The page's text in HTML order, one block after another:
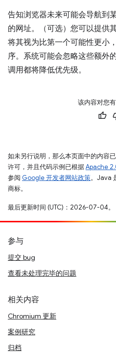
告知浏览器未来可能会导航到
的网址。（可选）您可以提供
将其视为比第一个可能性更小
序。系统可能会忽略这些额外
调用都将降低优先级。
该内容对您
如未另行说明，那么本页面中的内容
许可，并且代码示例已根据Apache
参阅 Google 开发者网站政策。Java
商标。
最后更新时间 (UTC)：2026-07-04。
参与
提交 bug
查看未处理完毕的问题
相关内容
Chromium 更新
案例研究
归档